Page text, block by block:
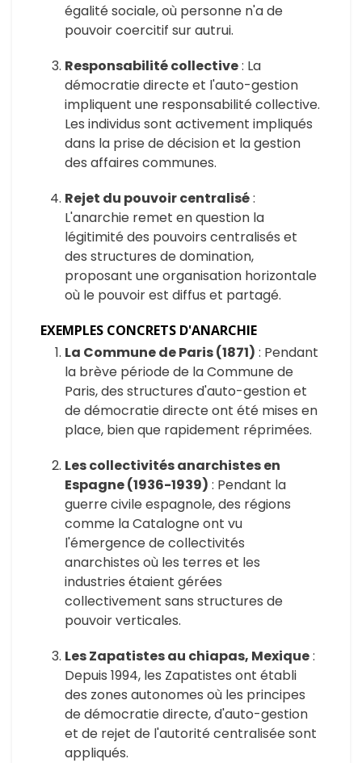
égalité sociale, où personne n'a de
pouvoir coercitif sur autrui.
Responsabilité collective: La
démocratie directe et l'auto-gestion
impliquent une responsabilité collective.
Les individus sont activement impliqués
dans la prise de décision et la gestion
des affaires communes.
Rejet du pouvoir centralisé:
L'anarchie remet en question la
légitimité des pouvoirs centralisés et
des structures de domination,
proposant une organisation horizontale
où le pouvoir est diffus et partagé.
EXEMPLES CONCRETS D'ANARCHIE
La Commune de Paris (1871) : Pendant
la brève période de la Commune de
Paris, des structures d'auto-gestion et
de démocratie directe ont été mises en
place, bien que rapidement réprimées.
Les collectivités anarchistes en
Espagne (1936-1939) : Pendant la
guerre civile espagnole, des régions
comme la Catalogne ont vu
l'émergence de collectivités
anarchistes où les terres et les
industries étaient gérées
collectivement sans structures de
pouvoir verticales.
Les Zapatistes au chiapas, Mexique:
Depuis 1994, les Zapatistes ont établi
des zones autonomes où les principes
de démocratie directe, d'auto-gestion
et de rejet de l'autorité centralisée sont
appliqués.